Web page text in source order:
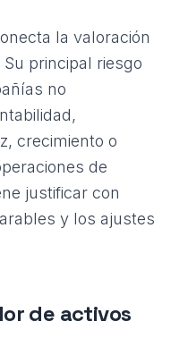
la valoración
principal riesgo
no
crecimiento o
de
justificar con
y los ajustes
de activos